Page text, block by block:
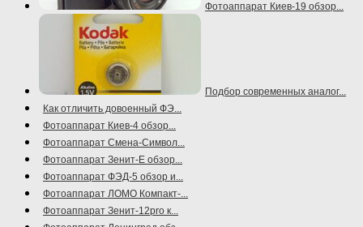
Фотоаппарат Киев-19 обзор...
Подбор современных аналог...
Как отличить довоенный ФЭ...
Фотоаппарат Киев-4 обзор...
Фотоаппарат Смена-Символ...
Фотоаппарат Зенит-Е обзор...
Фотоаппарат ФЭД-5 обзор и...
Фотоаппарат ЛОМО Компакт-...
Фотоаппарат Зенит-12pro к...